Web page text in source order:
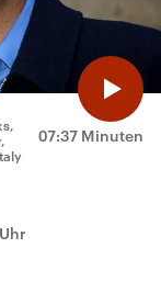
07:37 Minuten